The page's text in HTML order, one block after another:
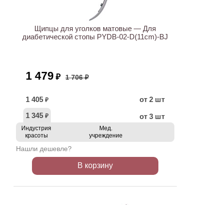
Щипцы для уголков матовые — Для
диабетической стопы PYDB-02-D(11cm)-BJ
1 479 ₽ 1 706 ₽
1 405 ₽
от 2 шт
1 345 ₽ от 3 шт
Индустрия
красоты
Мед.
учреждение
Нашли дешевле?
В корзину